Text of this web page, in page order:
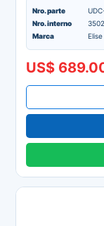
Nro. parte
Nro. interno
Marca
Elise
US$